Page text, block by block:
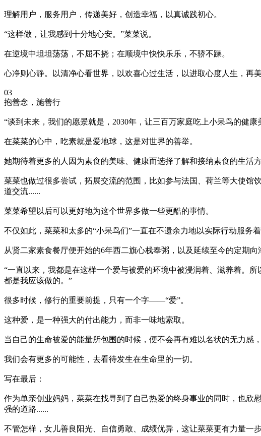
理解用户，服务用户，传递美好，创造幸福，以真诚践初心。
“这样做，让我感到十分地心安。”菜菜说。
在逆境中坦坦荡荡，不屈不挠；在顺境中快快乐乐，不骄不躁。
心净则心静。以清净心看世界，以欢喜心过生活，以进取心度人生，再美
03
抱善念，施善行
“谈到未来，我们的愿景就是，2030年，让三百万家庭吃上小呆鸟的健康
在菜菜的心中，吃素就是爱地球，这是对世界的善举。
她期待着更多的人因为素食的美味、健康而选择了解和接纳素食的生活方
菜菜也做过很多尝试，拓展交流的范围，比如参与法国、荷兰等大使馆
道交流......
菜菜希望以后可以更好地为这个世界多做一些更酷的事情。
不仅如此，菜菜和太多的“小呆鸟们”一直在不遗余力地以实际行动服务
从贤二家素食餐厅便开始的6年西二旗心栈奉粥，以及延续至今的定期
“一直以来，我都是在这样一个爱与被爱的环境中被浸润着、滋养着。
都是我应该做的。”
很多时候，修行的重要前提，只有一个字——“爱”。
这种爱，是一种强大的付出能力，而非一味地索取。
当自己的生命被爱的能量所包围的时候，便不会再有难以名状的无力感
我们会有更多的可能性，去看待发生在生命里的一切。
写在最后：
作为单亲创业妈妈，菜菜在找寻到了自己热爱的终身事业的同时，也
强的道路......
不管怎样，女儿善良阳光、自信勇敢、成绩优异，这让菜菜更有力量一